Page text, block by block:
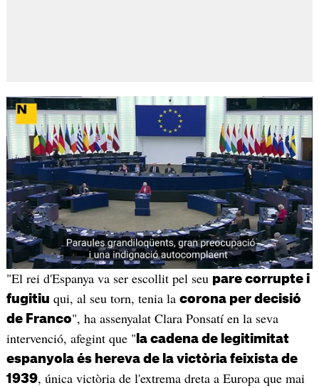
"El rei d'Espanya va ser escollit pel seu pare corrupte i
fugitiu qui, al seu torn, tenia la corona per decisió
de Franco", ha assenyalat Clara Ponsatí en la seva
intervenció, afegint que " la cadena de legitimitat
espanyola és hereva de la victòria feixista de
1939, única victòria de l'extrema dreta a Europa que mai